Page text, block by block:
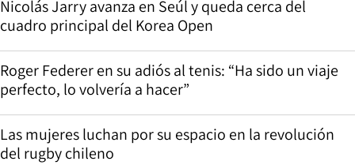
Nicolás Jarry avanza en Seúl y queda cerca del
cuadro principal del Korea Open
Roger Federer en su adiós al tenis: “Ha sido un viaje
perfecto, lo volvería a hacer”
Las mujeres luchan por su espacio en la revolución
del rugby chileno